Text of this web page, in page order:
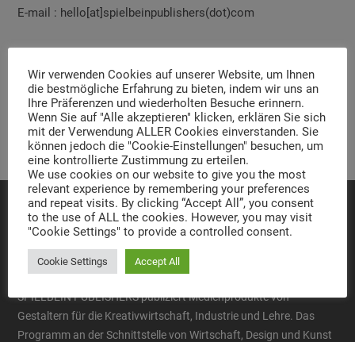
E-mail : hello[at]spielbeinpublishers(dot)com
hello[at]spielbeinpublishers.com
ÜBER UNS
SPIELBEIN PUBLISHERS publiziert Medienprodukte von
Gestaltern für die Kreativwirtschaft, Industrie und Lehre. Das
Programm an der Schnittstelle von Wirtschaft, Design und Kunst
Wir verwenden Cookies auf unserer Website, um Ihnen
die bestmögliche Erfahrung zu bieten, indem wir uns an
Ihre Präferenzen und wiederholten Besuche erinnern.
Wenn Sie auf "Alle akzeptieren" klicken, erklären Sie sich
mit der Verwendung ALLER Cookies einverstanden. Sie
können jedoch die "Cookie-Einstellungen" besuchen, um
eine kontrollierte Zustimmung zu erteilen.
We use cookies on our website to give you the most
relevant experience by remembering your preferences
and repeat visits. By clicking “Accept All”, you consent
to the use of ALL the cookies. However, you may visit
"Cookie Settings" to provide a controlled consent.
Cookie Settings Accept All